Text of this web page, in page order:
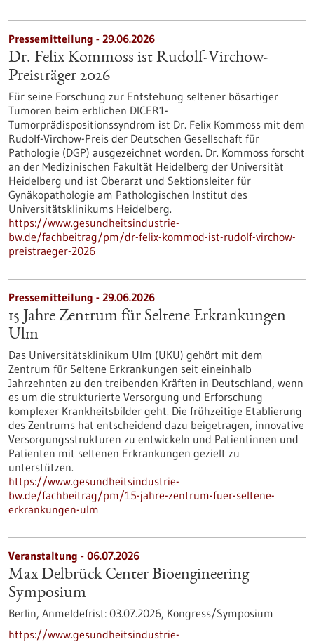
Pressemitteilung - 29.06.2026
Dr. Felix Kommoss ist Rudolf-Virchow-
Preisträger 2026
Für seine Forschung zur Entstehung seltener bösartiger
Tumoren beim erblichen DICER1-
Tumorprädispositionssyndrom ist Dr. Felix Kommoss mit dem
Rudolf-Virchow-Preis der Deutschen Gesellschaft für
Pathologie (DGP) ausgezeichnet worden. Dr. Kommoss forscht
an der Medizinischen Fakultät Heidelberg der Universität
Heidelberg und ist Oberarzt und Sektionsleiter für
Gynäkopathologie am Pathologischen Institut des
Universitätsklinikums Heidelberg.
https://www.gesundheitsindustrie-
bw.de/fachbeitrag/pm/dr-felix-kommod-ist-rudolf-virchow-
preistraeger-2026
Pressemitteilung - 29.06.2026
15 Jahre Zentrum für Seltene Erkrankungen
Ulm
Das Universitätsklinikum Ulm (UKU) gehört mit dem
Zentrum für Seltene Erkrankungen seit eineinhalb
Jahrzehnten zu den treibenden Kräften in Deutschland, wenn
es um die strukturierte Versorgung und Erforschung
komplexer Krankheitsbilder geht. Die frühzeitige Etablierung
des Zentrums hat entscheidend dazu beigetragen, innovative
Versorgungsstrukturen zu entwickeln und Patientinnen und
Patienten mit seltenen Erkrankungen gezielt zu
unterstützen.
https://www.gesundheitsindustrie-
bw.de/fachbeitrag/pm/15-jahre-zentrum-fuer-seltene-
erkrankungen-ulm
Veranstaltung - 06.07.2026
Max Delbrück Center Bioengineering
Symposium
Berlin, Anmeldefrist: 03.07.2026, Kongress/Symposium
https://www.gesundheitsindustrie-